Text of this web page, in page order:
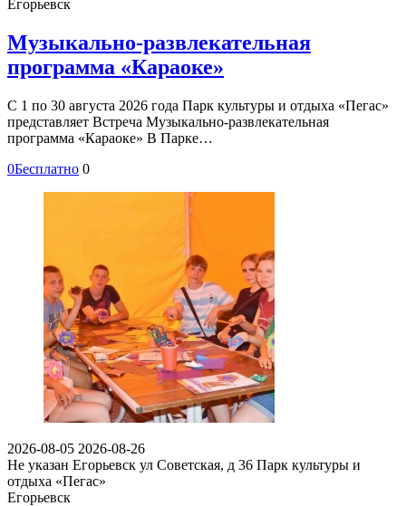
Егорьевск
Музыкально-развлекательная
программа «Караоке»
С 1 по 30 августа 2026 года Парк культуры и отдыха «Пегас»
представляет Встреча Музыкально-развлекательная
программа «Караоке» В Парке…
0Бесплатно 0
2026-08-05 2026-08-26
Не указан Егорьевск ул Советская, д 36 Парк культуры и
отдыха «Пегас»
Егорьевск